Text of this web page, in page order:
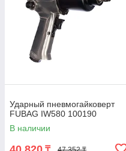
Ударный пневмогайковерт
FUBAG IW580 100190
В наличии